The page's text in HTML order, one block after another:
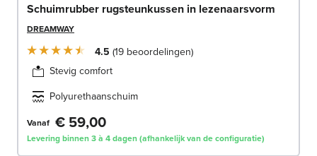
Schuimrubber rugsteunkussen in lezenaarsvorm
DREAMWAY
4.5 19 beoordelingen
Stevig comfort
Polyurethaanschuim
Vanaf € 59,00
Levering binnen 3 à 4 dagen (afhankelijk van de configuratie)